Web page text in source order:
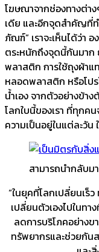
โฆษณาจากช่องทางต่า
เดีย และอีกจุดสำคัญที่ท
ภัณฑ์” เราจะเห็นได้ว่า
ตระหนักถึงจุดนี้กันมาก
พลาสติก การใช้ถุงผ้า
หลอดพลาสติก หรือโป
น้ำเอง จากตัวอย่างข้
โลกใบนี้ของเรา ที่ทุกค
ความเป็นอยู่ในแต่ละวั
สามารถนำกลับม
“ในยุคที่โลกเปลี่ยนเร็
เปลี่ยนตัวเองไปในท
ลดการบริโภคอย่างข
ทรัพยากรและช่วยกัน